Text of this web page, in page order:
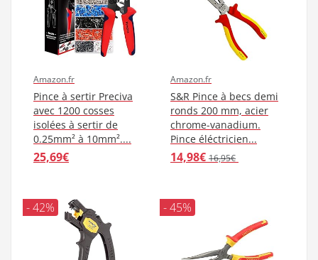
Amazon.fr
Pince à sertir Preciva
avec 1200 cosses
isolées à sertir de
0.25mm² à 10mm²....
25,69€
Amazon.fr
S&R Pince à becs demi
ronds 200 mm, acier
chrome-vanadium.
Pince éléctricien...
14,98€ 16,95€
- 42% - 45%